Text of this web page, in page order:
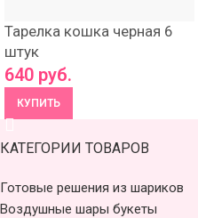
Тарелка кошка черная 6
штук
640 руб.
КУПИТЬ
КАТЕГОРИИ ТОВАРОВ
Готовые решения из шариков
Воздушные шары букеты